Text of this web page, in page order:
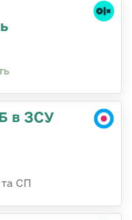
в ЗСУ
та СП